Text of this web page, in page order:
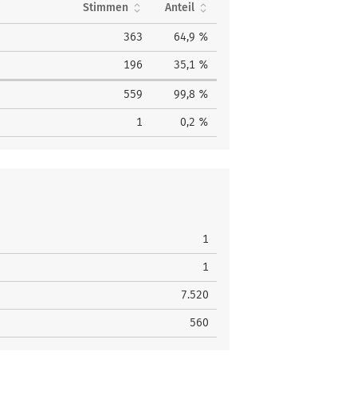
Stimmen Anteil
363 64,9 %
196 35,1 %
559 99,8 %
1 0,2 %
1
1
7.520
560